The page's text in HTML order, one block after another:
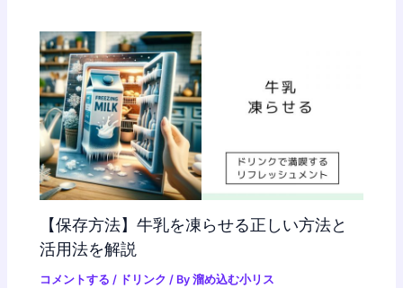
【保存方法】牛乳を凍らせる正しい方法と
活用法を解説
コメントする / ドリンク / By溜め込む小リス